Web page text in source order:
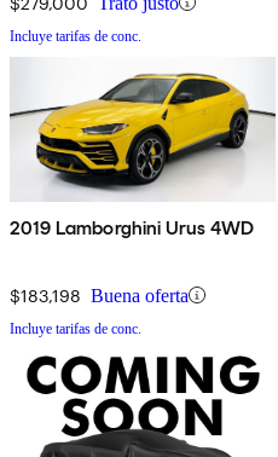
Incluye tarifas de conc.
2019 Lamborghini Urus 4WD
$183,198 Buena oferta
Incluye tarifas de conc.